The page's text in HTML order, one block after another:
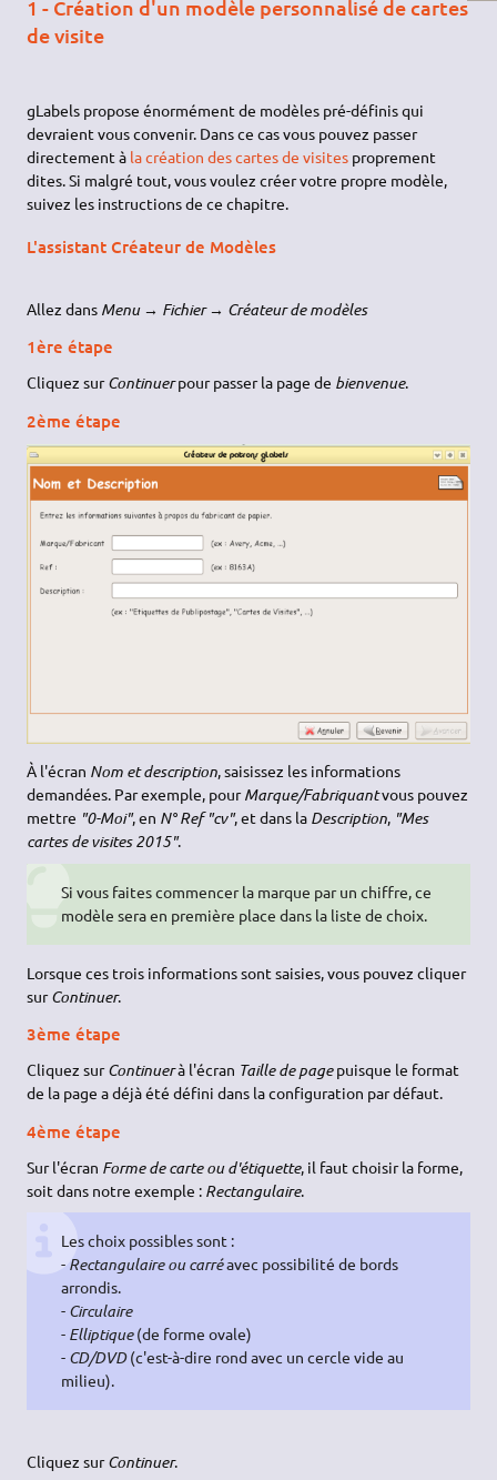
1 - Création d'un modèle personnalisé de cartes
de visite
gLabels propose énormément de modèles pré-définis qui
devraient vous convenir. Dans ce cas vous pouvez passer
directement à la création des cartes de visites proprement
dites. Si malgré tout, vous voulez créer votre propre modèle,
suivez les instructions de ce chapitre.
L'assistant Créateur de Modèles
Allez dans Menu → Fichier → Créateur de modèles
1ère étape
Cliquez surContinuerpour passer la page de bienvenue.
2ème étape
À l'écran Nom et description, saisissez les informations
demandées. Par exemple, pourMarque/Fabriquantvous pouvez
mettre "0-Moi", en N° Ref "cv", et dans la Description, "Mes
cartes de visites 2015".
Si vous faites commencer la marque par un chiffre, ce
modèle sera en première place dans la liste de choix.
Lorsque ces trois informations sont saisies, vous pouvez cliquer
surContinuer.
3ème étape
Cliquez surContinuerà l'écran Taille de pagepuisque le format
de la page a déjà été défini dans la configuration par défaut.
4ème étape
Sur l'écran Forme de carte ou d'étiquette, il faut choisir la forme,
soit dans notre exemple : Rectangulaire.
Les choix possibles sont :
- Rectangulaire ou carréavec possibilité de bords
arrondis.
- Circulaire
- Elliptique(de forme ovale)
- CD/DVD(c'est-à-dire rond avec un cercle vide au
milieu).
Cliquez surContinuer.